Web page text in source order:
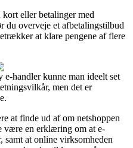
eller betalinger med
du overveje et afbetalingstilbud
at klare pengene af flere
handler kunne man ideelt set
men det er
at finde ud af om netshoppen
være en erklæring om at e-
samt at online virksomheden